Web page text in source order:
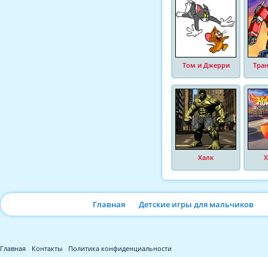
Том и Джерри
Халк
Главная Детские игры для мальчиков
Главная Контакты
Политика конфиденциальности